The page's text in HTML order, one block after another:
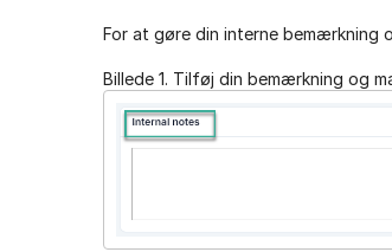
For at gøre din interne
Billede 1. Tilføj din bemærkning og